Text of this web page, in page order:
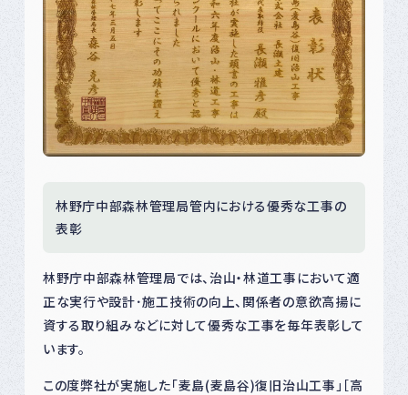
林野庁中部森林管理局管内における優秀な工事の
表彰
林野庁中部森林管理局では、治山・林道工事において適
正な実行や設計･施工技術の向上、関係者の意欲高揚に
資する取り組みなどに対して優秀な工事を毎年表彰して
います。
この度弊社が実施した「麦島(麦島谷)復旧治山工事」［高